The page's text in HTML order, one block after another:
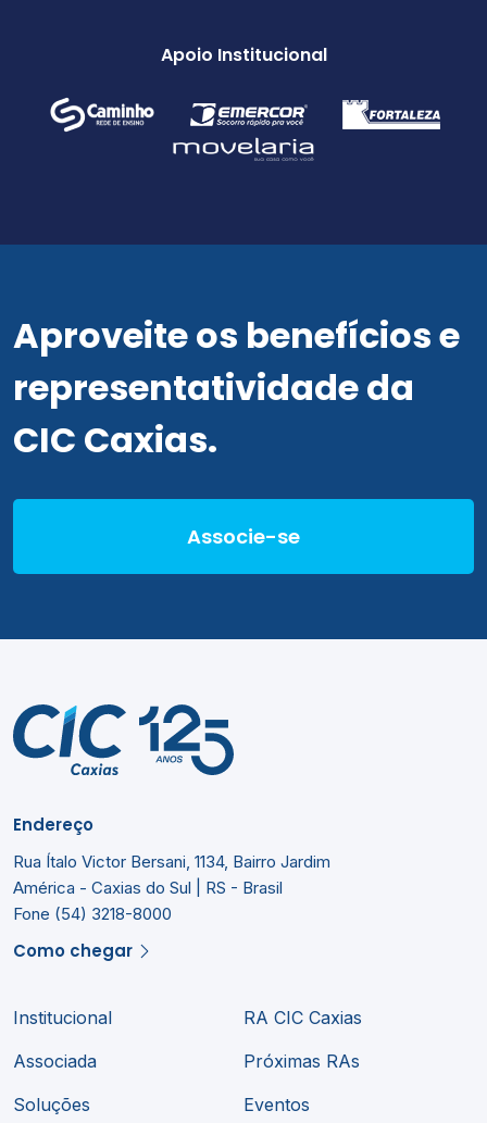
Apoio Institucional
Aproveite os benefícios e
representatividade da
CIC Caxias.
Associe-se
Endereço
Rua Ítalo Victor Bersani, 1134, Bairro Jardim
América - Caxias do Sul | RS - Brasil
Fone (54) 3218-8000
Como chegar
Institucional
Associada
Soluções
RA CIC Caxias
Próximas RAs
Eventos